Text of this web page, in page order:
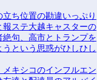
立ち位置の勘違いっぷり
報ステ大越キャスターの
絶句、高市とトランプを
うという思惑がひしひし
メキシコのインフルエン